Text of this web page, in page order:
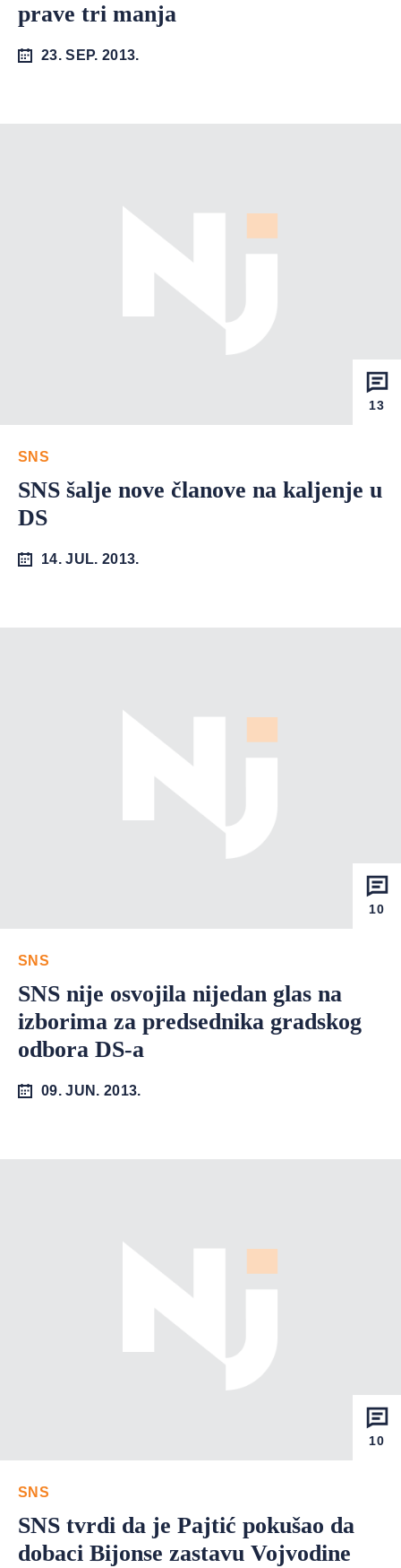
prave tri manja
23. SEP. 2013.
13
SNS
SNS šalje nove članove na kaljenje u
DS
14. JUL. 2013.
10
SNS
SNS nije osvojila nijedan glas na
izborima za predsednika gradskog
odbora DS-a
09. JUN. 2013.
10
SNS
SNS tvrdi da je Pajtić pokušao da
dobaci Bijonse zastavu Vojvodine